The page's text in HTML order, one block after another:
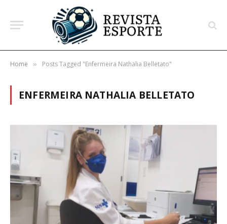
Home » Posts Tagged "Enfermeira Nathalia Belletato"
ENFERMEIRA NATHALIA BELLETATO